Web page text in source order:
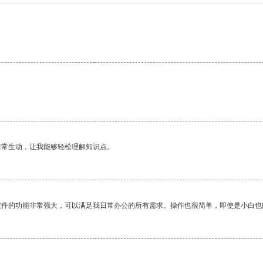
生动，让我能够轻松理解知识点。
的功能非常强大，可以满足我日常办公的所有需求。操作也很简单，即使是小白